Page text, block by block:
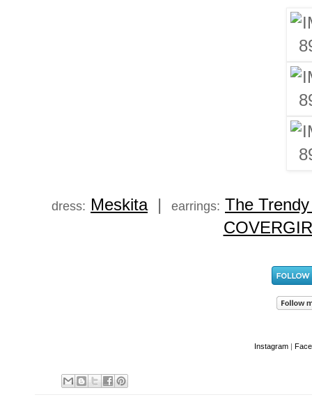
dress: Meskita| earrings: The
Instagram|